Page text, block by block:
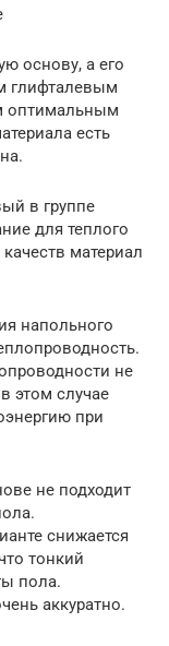
основу, а его
глифталевым
оптимальным
есть
в группе
для теплого
материал
напольного
не
этом случае
при
не подходит
снижается
тонкий
пола.
аккуратно.